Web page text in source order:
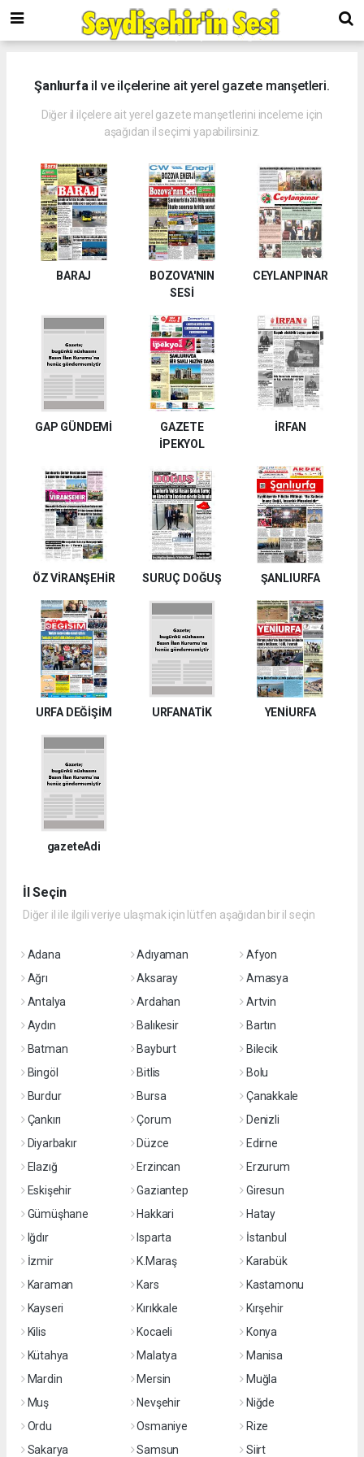
Şanlıurfail ve ilçelerine ait yerel gazete manşetleri.
Diğer il ilçelere ait yerel gazete manşetlerini inceleme için
aşağıdan il seçimi yapabilirsiniz.
BARAJ
BOZOVA'NIN
SESİ
CEYLANPINAR
GAP GÜNDEMİ
GAZETE
İPEKYOL
İRFAN
ÖZ VİRANŞEHİR SURUÇ DOĞUŞ ŞANLIURFA
URFA DEĞİŞİM URFANATİK YENİURFA
gazeteAdi
İl Seçin
Diğer il ile ilgili veriye ulaşmak için lütfen aşağıdan bir il seçin
Adana Adıyaman
Afyon
Ağrı
Aksaray
Amasya
Antalya
Ardahan
Artvin
Aydın
Balıkesir
Bartın
Batman
Bayburt
Bilecik
Bingöl
Bitlis
Bolu
Burdur
Bursa
Çanakkale
Çankırı
Çorum
Denizli
Diyarbakır
Düzce
Edirne
Elazığ
Erzincan
Erzurum
Eskişehir
Gaziantep
Giresun
Gümüşhane
Hakkari
Hatay
Iğdır
Isparta
İstanbul
İzmir
K.Maraş
Karabük
Karaman
Kars
Kastamonu
Kayseri
Kırıkkale
Kırşehir
Kilis
Kocaeli
Konya
Kütahya
Malatya
Manisa
Mardin
Mersin
Muğla
Muş
Nevşehir
Niğde
Ordu
Osmaniye
Rize
Sakarya
Samsun Siirt